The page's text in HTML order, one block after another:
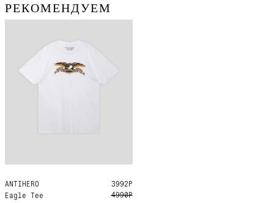
РЕКОМЕНДУЕМ
ANTIHERO
Eagle Tee
L XL
3992Р
4990Р